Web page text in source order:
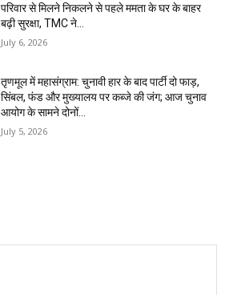
परिवार से मिलने निकलने से पहले ममता के घर के बाहर
बढ़ी सुरक्षा, TMC ने...
July 6, 2026
तृणमूल में महासंग्राम: चुनावी हार के बाद पार्टी दो फाड़,
सिंबल, फंड और मुख्यालय पर कब्जे की जंग; आज चुनाव
आयोग के सामने दोनों...
July 5, 2026